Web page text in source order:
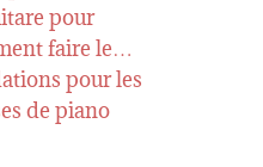
pour
faire le…
pour les
de piano